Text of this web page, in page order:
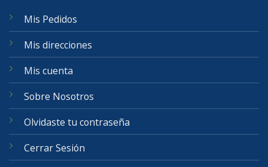
Mis Pedidos
Mis direcciones
Mis cuenta
Sobre Nosotros
Olvidaste tu contraseña
Cerrar Sesión